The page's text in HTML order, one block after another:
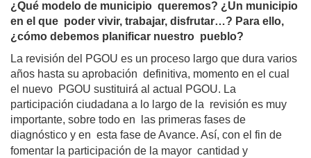
¿Qué modelo de municipio  queremos? ¿Un municipio
en el que  poder vivir, trabajar, disfrutar…? Para ello,
¿cómo debemos planificar nuestro  pueblo?
La revisión del PGOU es un proceso largo que dura varios
años hasta su aprobación  definitiva, momento en el cual
el nuevo  PGOU sustituirá al actual PGOU. La
participación ciudadana a lo largo de la  revisión es muy
importante, sobre todo en  las primeras fases de
fomentar la participación de la mayor cantidad y